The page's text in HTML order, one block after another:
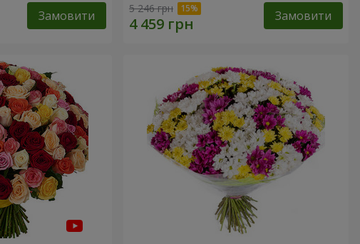
Замовити 5 246 грн Замовити